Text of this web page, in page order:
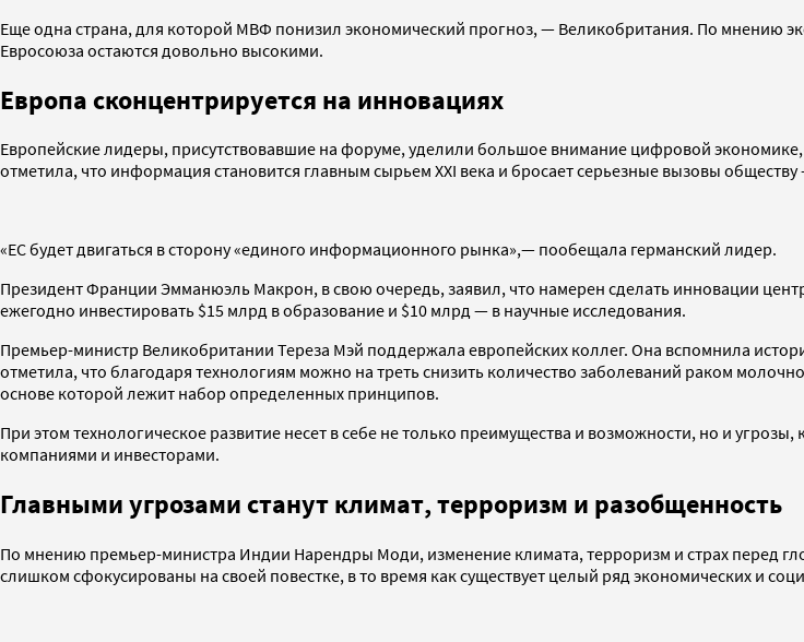
Еще одна страна, для которой МВФ понизил экономический прогноз, — Великобритания. По мнению
Евросоюза остаются довольно высокими.
Европа сконцентрируется на инновациях
Европейские лидеры, присутствовавшие на форуме, уделили большое внимание цифровой
отметила, что информация становится главным сырьем XXI века и бросает серьезные вызовы
«ЕС будет двигаться в сторону «единого информационного рынка»,— пообещала германский лидер.
Президент Франции Эмманюэль Макрон, в свою очередь, заявил, что намерен сделать инновации
ежегодно инвестировать $15 млрд в образование и $10 млрд — в научные исследования.
Премьер-министр Великобритании Тереза Мэй поддержала европейских коллег. Она вспомнила
отметила, что благодаря технологиям можно на треть снизить количество заболеваний раком
основе которой лежит набор определенных принципов.
При этом технологическое развитие несет в себе не только преимущества и возможности, но и
компаниями и инвесторами.
Главными угрозами станут климат,терроризм и разобщенность
По мнению премьер-министра Индии Нарендры Моди, изменение климата, терроризм и страх перед
слишком сфокусированы на своей повестке, в то время как существует целый ряд экономических и